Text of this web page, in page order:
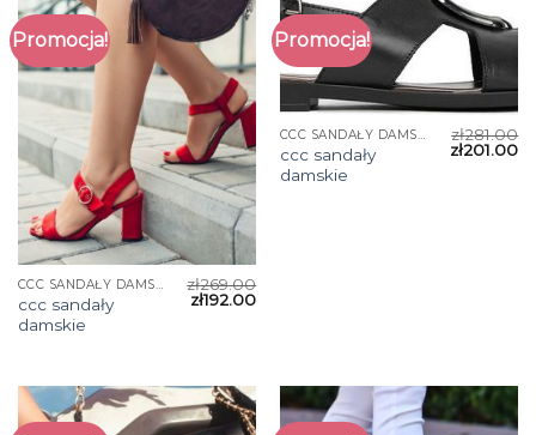
Promocja!
CCC SANDAŁY DAMSKIE
ccc sandały
damskie
zł269.00
zł192.00
Promocja!
ccc sandały
damskie
zł281.00
zł201.00